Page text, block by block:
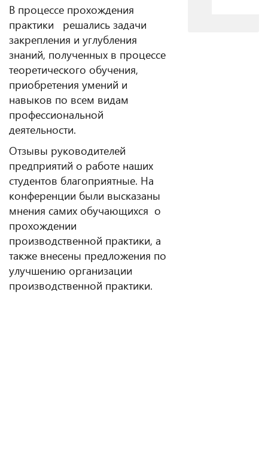
В процессе прохождения
практики решались задачи
закрепления и углубления
знаний, полученных в процессе
теоретического обучения,
приобретения умений и
навыков по всем видам
профессиональной
деятельности.
Отзывы руководителей
предприятий о работе наших
студентов благоприятные. На
конференции были высказаны
мнения самих обучающихся о
прохождении
производственной практики, а
также внесены предложения по
улучшению организации
производственной практики.